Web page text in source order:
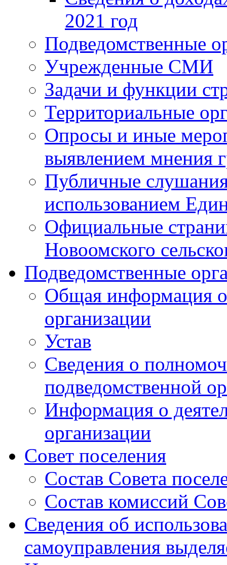
2021 год
Подведомственные
Учрежденные СМИ
Задачи и функции
Территориальные
Опросы и иные
выявлением мнения
Публичные
использованием
Официальные
Новоомского
Подведомственные
Общая информация
организации
Устав
Сведения о
подведомственной
Информация о
организации
Совет поселения
Состав Совета
Состав комиссий
Сведения об
самоуправления